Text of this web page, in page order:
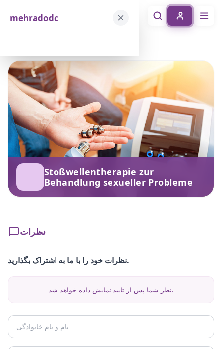
mehradodc
mehradodc
Stoßwellentherapie zur
Behandlung sexueller Probleme
نظرات
نظرات خود را با ما به اشتراک بگذارید.
نظر شما پس از تایید نمایش داده خواهد شد.